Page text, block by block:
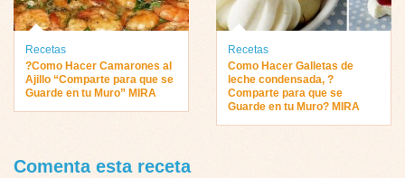
Recetas
?Como Hacer Camarones al
Ajillo “Comparte para que se
Guarde en tu Muro” MIRA
Recetas
Como Hacer Galletas de
leche condensada, ?
Comparte para que se
Guarde en tu Muro? MIRA
Comenta esta receta